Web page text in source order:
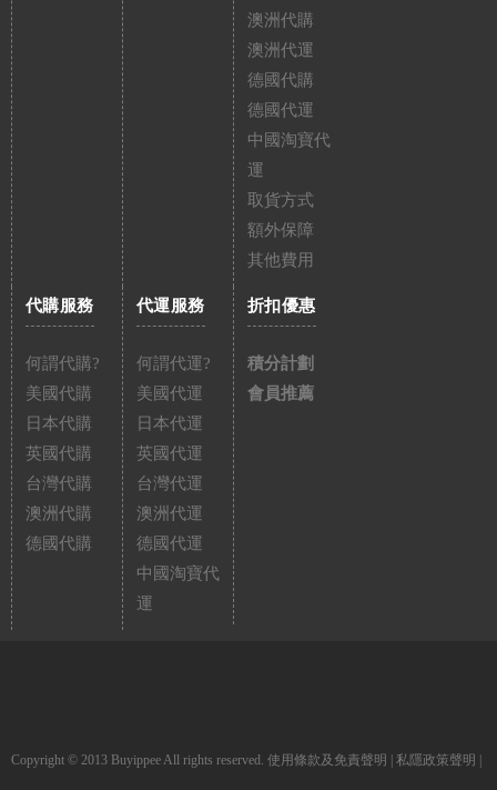
澳洲代購
澳洲代運
德國代購
德國代運
中國淘寶代
運
取貨方式
額外保障
其他費用
代購服務
何謂代購?
美國代購
日本代購
英國代購
台灣代購
澳洲代購
德國代購
代運服務
何謂代運?
美國代運
日本代運
英國代運
台灣代運
澳洲代運
德國代運
中國淘寶代
運
折扣優惠
積分計劃
會員推薦
Copyright © 2013 Buyippee All rights reserved. 使用條款及免責聲明 私隱政策聲明